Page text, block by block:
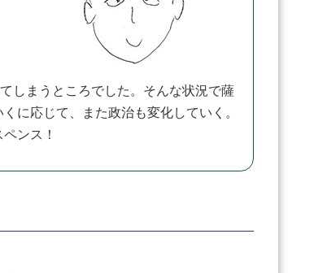
しまうところでした。そんな状況で薩
に応じて、また政治も変化していく。
ンス！